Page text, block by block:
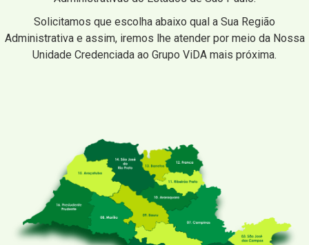
Solicitamos que escolha abaixo qual a Sua Região
Administrativa e assim, iremos lhe atender por meio da Nossa
Unidade Credenciada ao Grupo ViDA mais próxima.